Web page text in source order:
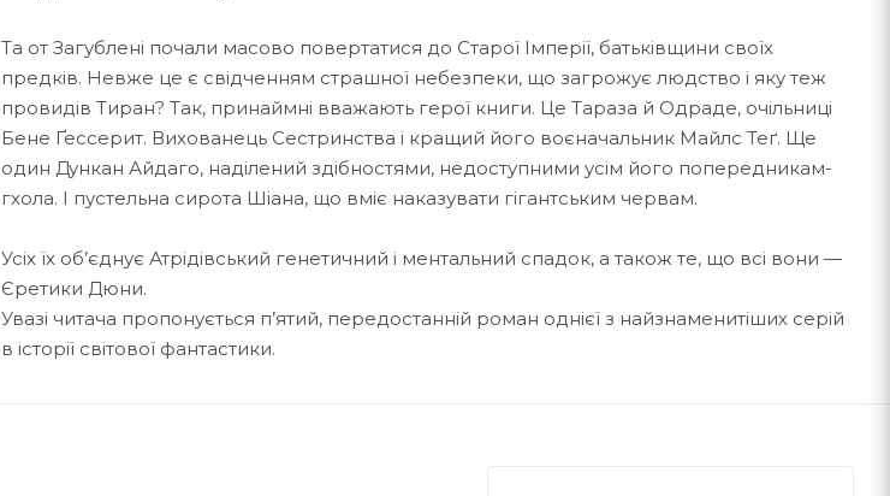
Та от Загублені почали масово повертатися до Старої Імперії, батьківщини своїх
предків. Невже це є свідченням страшної небезпеки, що загрожує людство і яку теж
провидів Тиран? Так, принаймні вважають герої книги. Це Тараза й Одраде, очільниці
Бене Ґессерит. Вихованець Сестринства і кращий його воєначальник Майлс Теґ. Ще
один Дункан Айдаго, наділений здібностями, недоступними усім його попередникам-
гхола. І пустельна сирота Шіана, що вміє наказувати гігантським червам.
Усіх їх об’єднує Атрідівський генетичний і ментальний спадок, а також те, що всі вони —
Єретики Дюни.
Увазі читача пропонується п’ятий, передостанній роман однієї з найзнаменитіших серій
в історії світової фантастики.